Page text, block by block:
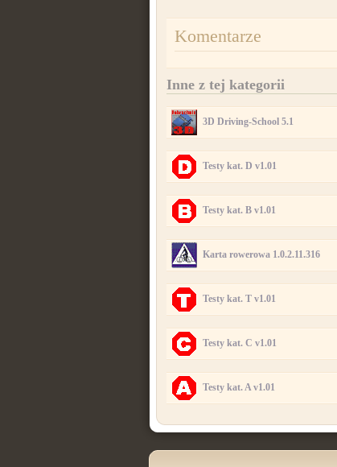
Komentarze
Inne z tej kategorii
3D Driving-School 5.1
Testy kat. D v1.01
Testy kat. B v1.01
Karta rowerowa 1.0.2.11.316
Testy kat. T v1.01
Testy kat. C v1.01
Testy kat. A v1.01